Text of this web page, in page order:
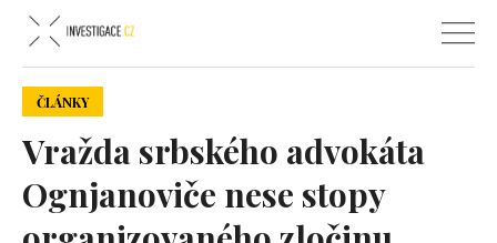
ČLÁNKY
Vražda srbského advokáta
Ognjanoviče nese stopy